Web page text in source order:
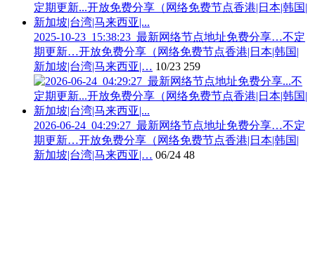
2025-10-23_15:38:23_最新网络节点地址免费分享…不定
期更新…开放免费分享（网络免费节点香港|日本|韩国|
新加坡|台湾|马来西亚|… 10/23 259
2026-06-24_04:29:27_最新网络节点地址免费分享…不定
期更新…开放免费分享（网络免费节点香港|日本|韩国|
新加坡|台湾|马来西亚|… 06/24 48